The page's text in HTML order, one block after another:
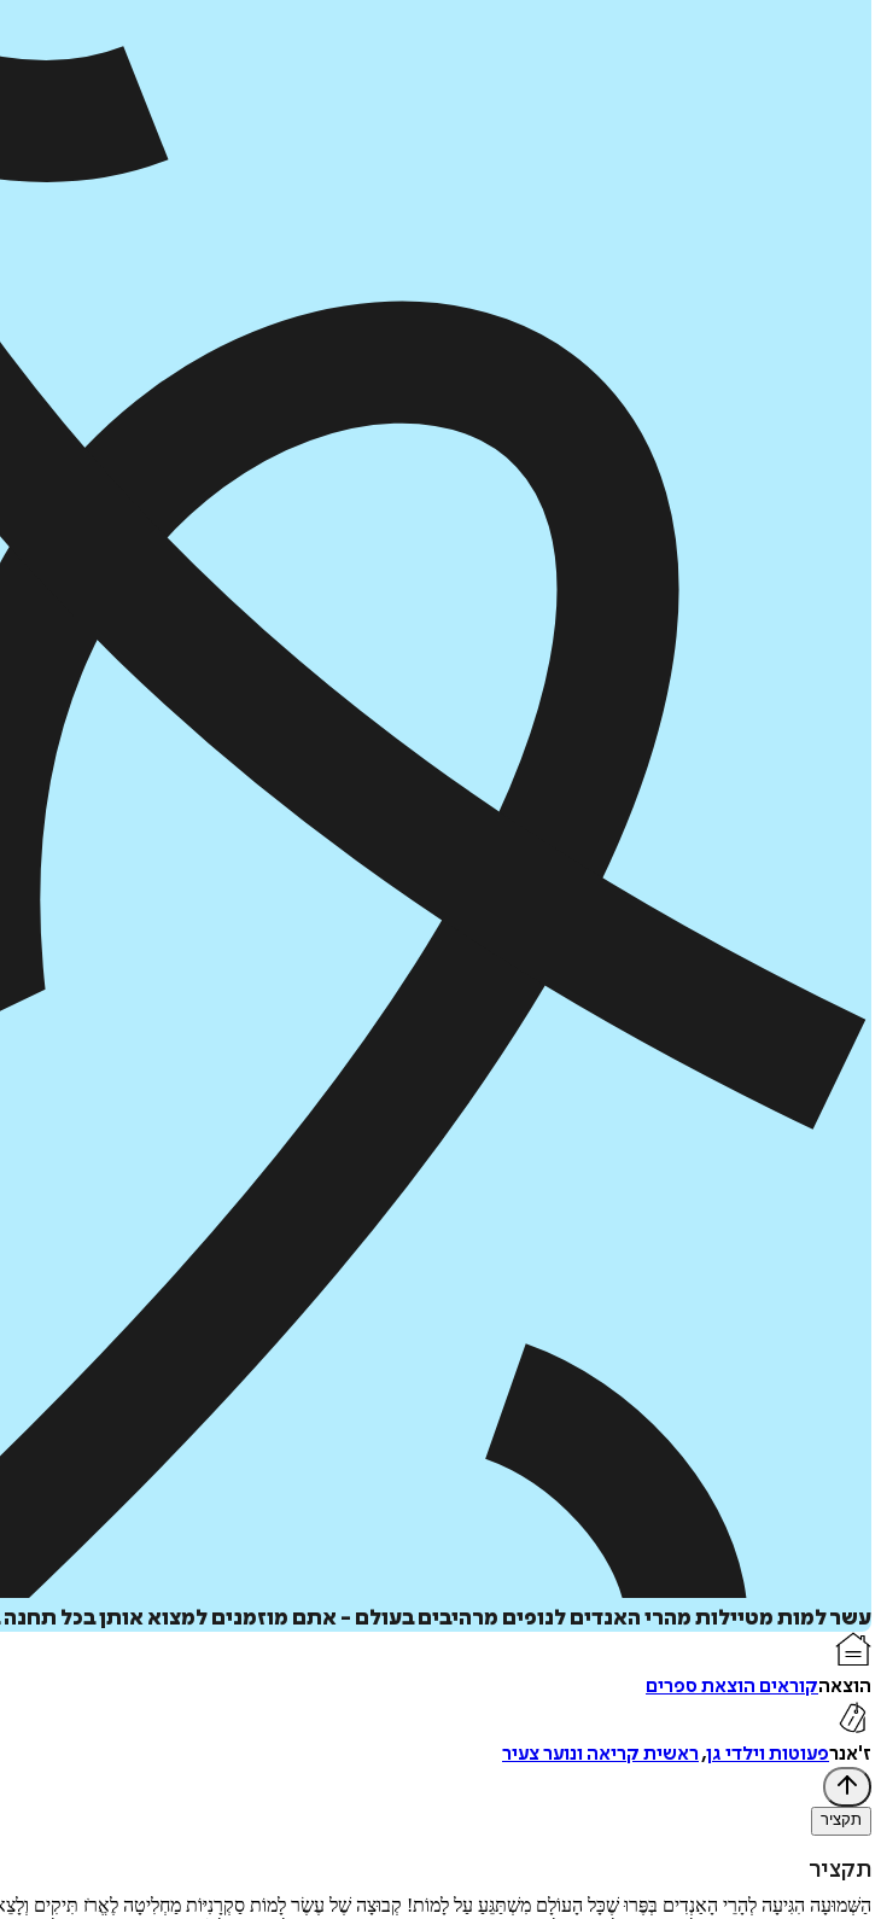
איזה
דיגיטלי
39
31/08/2026
עשר למות מטיילות מהרי האנדים לנופים מרהיבים בעולם - אתם מוזמנים למצוא אותן בכל
הוצאהקוראים הוצאת ספרים
ז'אנרפעוטות וילדי גן,ראשית קריאה ונוער צעיר
תקציר
תקציר
הַשְּׁמוּעָה הִגִּיעָה לְהָרֵי הָאַנְדִים בְּפֶּרוּ שֶׁכָּל הָעוֹלָם מִשְׁתַּגֵּעַ עַל לָמוֹת! קְבוּצָה שֶׁל עֶשֶׂר לָמוֹת סַקְרָנִיּוֹת מַחְלִיטָה לֶאֱרֹז תִּיקִים